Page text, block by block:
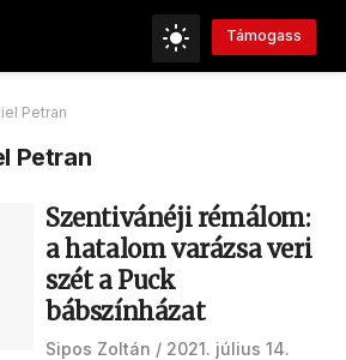
Támogass
Petran
Petran
Szentivánéji rémálom:
a hatalom varázsa veri
szét a Puck
bábszínházat
Sipos Zoltán 2021. július 14.